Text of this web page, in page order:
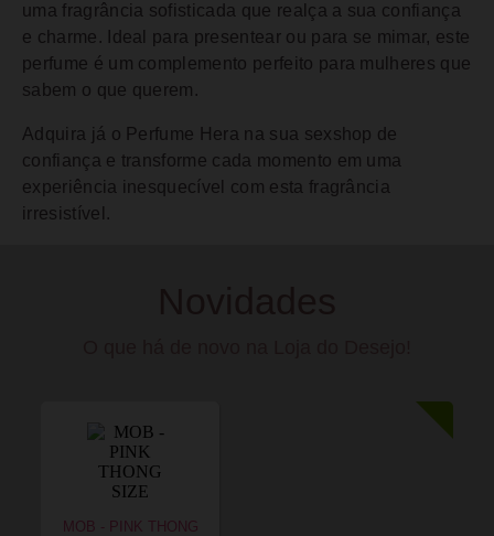
uma fragrância sofisticada que realça a sua confiança
e charme. Ideal para presentear ou para se mimar, este
perfume é um complemento perfeito para mulheres que
sabem o que querem.
Adquira já o Perfume Hera na sua sexshop de
confiança e transforme cada momento em uma
experiência inesquecível com esta fragrância
irresistível.
MOB - PINK THONG